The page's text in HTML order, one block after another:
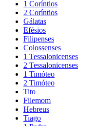
1 Coríntios
2 Coríntios
Gálatas
Efésios
Filipenses
Colossenses
1 Tessalonicenses
2 Tessalonicenses
1 Timóteo
2 Timóteo
Tito
Filemom
Hebreus
Tiago